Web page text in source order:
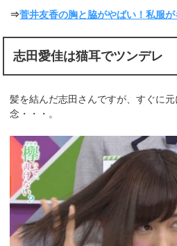
⇒菅井友香の胸と脇がやばい！私服
志田愛佳は猫耳でツンデレ
髪を結んだ志田さんですが、すぐに
念・・・。